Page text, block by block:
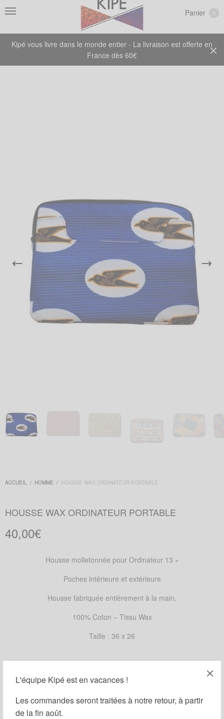
L'équipe Kipé est en vacances !
Les commandes seront traitées à notre retour, à partir
de la fin août.
Kipé vous livre dans le monde entier - La livraison est offerte en
France dès 60€
Panier
ACCUEIL / HOMME / HOUSSE WAX ORDINATEUR PORTABLE
HOUSSE WAX ORDINATEUR PORTABLE
40,00€
Housse molletonnée pour Ordinateur 13 »
Poches intérieure et extérieure
Housse fabriquée entièrement à la main.
100% Coton – Tissu Wax
Taille : 36 x 26
MOTIFS